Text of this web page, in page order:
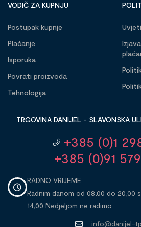
VODIČ ZA KUPNJU
Postupak kupnje
Plaćanje
Isporuka
Povrati proizvoda
Tehnologija
TRGOVINA DANIJEL - SLAVONSKA
+385 (0)1
+385 (0)91
RADNO VRIJEME
Radnim danom od 08,00 do 20,00
14,00 Nedjeljom ne radimo
info@danijel-